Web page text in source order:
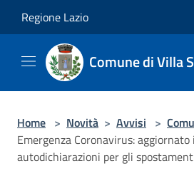
Regione Lazio
Comune di Villa
Home > Novità > Avvisi >
Emergenza Coronavirus:
autodichiarazioni per gli